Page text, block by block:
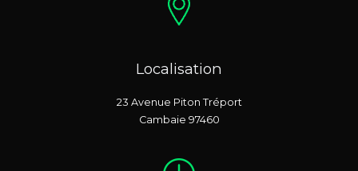
Localisation
23 Avenue Piton Tréport
Cambaie 97460